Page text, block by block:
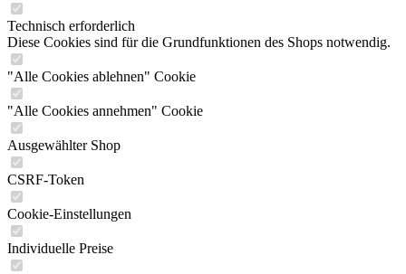
Technisch erforderlich
Diese Cookies sind für die Grundfunktionen des Shops notwendig.
"Alle Cookies ablehnen" Cookie
"Alle Cookies annehmen" Cookie
Ausgewählter Shop
CSRF-Token
Cookie-Einstellungen
Individuelle Preise